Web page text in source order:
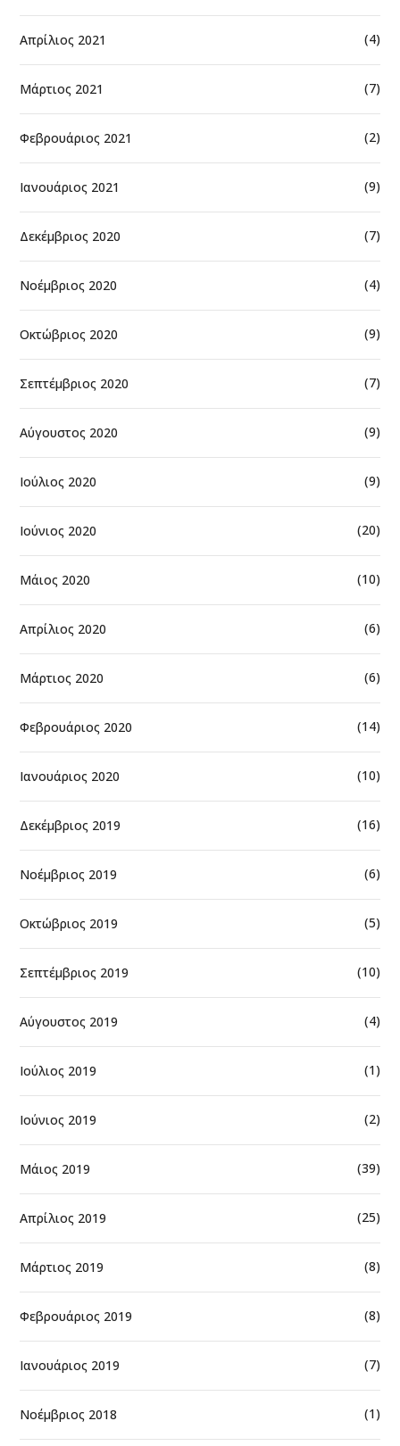
Απρίλιος 2021 (4)
Μάρτιος 2021 (7)
Φεβρουάριος 2021 (2)
Ιανουάριος 2021 (9)
Δεκέμβριος 2020 (7)
Νοέμβριος 2020 (4)
Οκτώβριος 2020 (9)
Σεπτέμβριος 2020 (7)
Αύγουστος 2020 (9)
Ιούλιος 2020 (9)
Ιούνιος 2020 (20)
Μάιος 2020 (10)
Απρίλιος 2020 (6)
Μάρτιος 2020 (6)
Φεβρουάριος 2020 (14)
Ιανουάριος 2020 (10)
Δεκέμβριος 2019 (16)
Νοέμβριος 2019 (6)
Οκτώβριος 2019 (5)
Σεπτέμβριος 2019 (10)
Αύγουστος 2019 (4)
Ιούλιος 2019 (1)
Ιούνιος 2019 (2)
Μάιος 2019 (39)
Απρίλιος 2019 (25)
Μάρτιος 2019 (8)
Φεβρουάριος 2019 (8)
Ιανουάριος 2019 (7)
Νοέμβριος 2018 (1)